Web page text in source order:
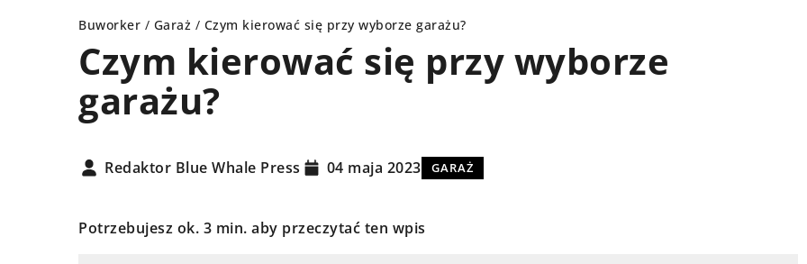
Buworker / Garaż / Czym kierować się przy wyborze garażu?
Czym kierować się przy wyborze
garażu?
Redaktor Blue Whale Press 04 maja 2023 GARAŻ
Potrzebujesz ok. 3 min. aby przeczytać ten wpis